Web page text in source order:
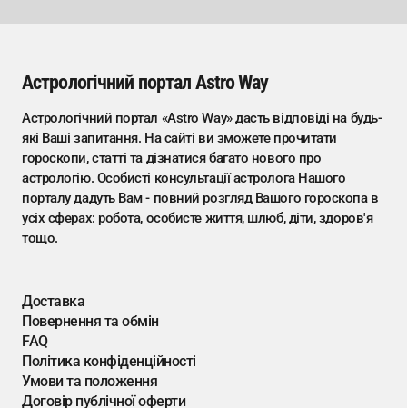
Астрологічний портал Astro Way
Астрологічний портал «Astro Way» дасть відповіді на будь-
які Ваші запитання. На сайті ви зможете прочитати
гороскопи, статті та дізнатися багато нового про
астрологію. Особисті консультації астролога Нашого
порталу дадуть Вам - повний розгляд Вашого гороскопа в
усіх сферах: робота, особисте життя, шлюб, діти, здоров'я
тощо.
Доставка
Повернення та обмін
FAQ
Політика конфіденційності
Умови та положення
Договір публічної оферти